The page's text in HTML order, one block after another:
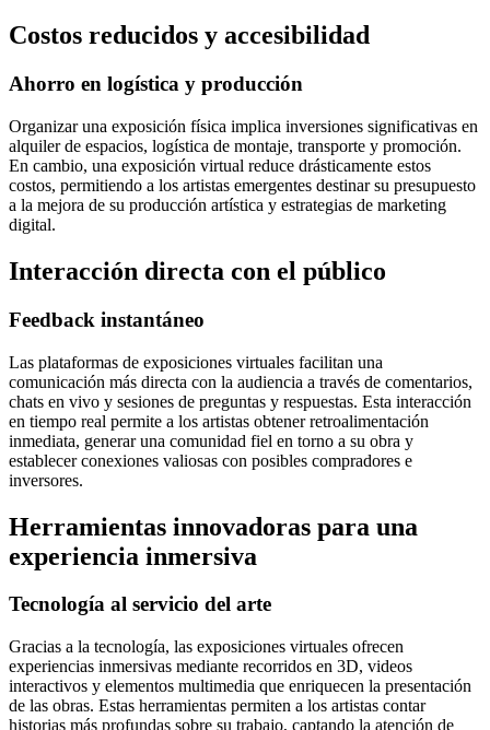
Costos reducidos y accesibilidad
Ahorro en logística y producción
Organizar una exposición física implica inversiones significativas en
alquiler de espacios, logística de montaje, transporte y promoción.
En cambio, una exposición virtual reduce drásticamente estos
costos, permitiendo a los artistas emergentes destinar su presupuesto
a la mejora de su producción artística y estrategias de marketing
digital.
Interacción directa con el público
Feedback instantáneo
Las plataformas de exposiciones virtuales facilitan una
comunicación más directa con la audiencia a través de comentarios,
chats en vivo y sesiones de preguntas y respuestas. Esta interacción
en tiempo real permite a los artistas obtener retroalimentación
inmediata, generar una comunidad fiel en torno a su obra y
establecer conexiones valiosas con posibles compradores e
inversores.
Herramientas innovadoras para una
experiencia inmersiva
Tecnología al servicio del arte
Gracias a la tecnología, las exposiciones virtuales ofrecen
experiencias inmersivas mediante recorridos en 3D, videos
interactivos y elementos multimedia que enriquecen la presentación
de las obras. Estas herramientas permiten a los artistas contar
historias más profundas sobre su trabajo, captando la atención de